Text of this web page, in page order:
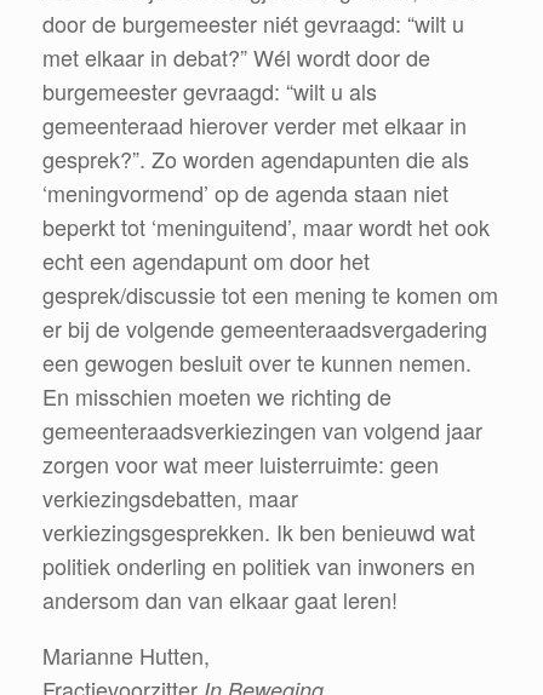
door de burgemeester niét gevraagd: “wilt u
met elkaar in debat?” Wél wordt door de
burgemeester gevraagd: “wilt u als
gemeenteraad hierover verder met elkaar in
gesprek?”. Zo worden agendapunten die als
‘meningvormend’ op de agenda staan niet
beperkt tot ‘meninguitend’, maar wordt het ook
echt een agendapunt om door het
gesprek/discussie tot een mening te komen om
er bij de volgende gemeenteraadsvergadering
een gewogen besluit over te kunnen nemen.
En misschien moeten we richting de
gemeenteraadsverkiezingen van volgend jaar
zorgen voor wat meer luisterruimte: geen
verkiezingsdebatten, maar
verkiezingsgesprekken. Ik ben benieuwd wat
politiek onderling en politiek van inwoners en
andersom dan van elkaar gaat leren!
Marianne Hutten,
Fractievoorzitter In Beweging